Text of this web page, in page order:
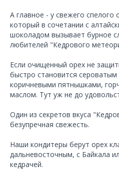
А главное - у свежего спелого
который в сочетании с
шоколадом вызывает бурное
любителей "Кедрового
Если очищенный орех не
быстро становится
коричневыми пятнышками,
маслом. Тут уж не до
Один из секретов вкуса
безупречная свежесть.
Наши кондитеры берут орех
дальневосточным, с Байкала
кедрачей.